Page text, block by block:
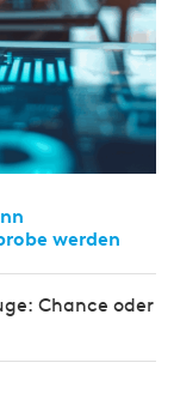
werden
Chance oder